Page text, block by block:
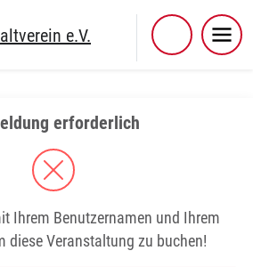
erforderlich
Ihrem Benutzernamen und Ihrem
diese Veranstaltung zu buchen!